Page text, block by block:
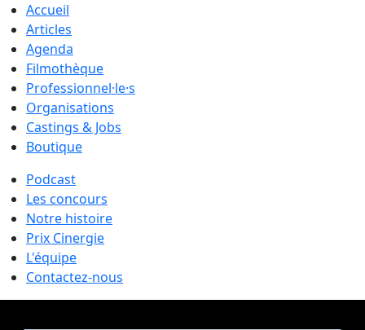
Accueil
Articles
Agenda
Filmothèque
Professionnel·le·s
Organisations
Castings & Jobs
Boutique
Podcast
Les concours
Notre histoire
Prix Cinergie
L'équipe
Contactez-nous